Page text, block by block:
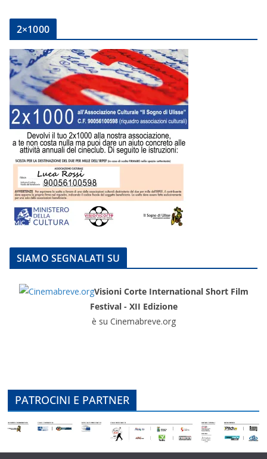
2×1000
SIAMO SEGNALATI SU
Visioni Corte International Short Film
Festival - XII Edizione
è su Cinemabreve.org
PATROCINI E PARTNER